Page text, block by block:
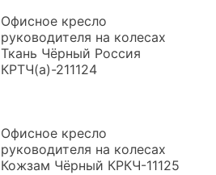
Офисное кресло
руководителя на колесах
Ткань Чёрный Россия
КРТЧ(а)-211124
Офисное кресло
руководителя на колесах
Кожзам Чёрный КРКЧ-11125